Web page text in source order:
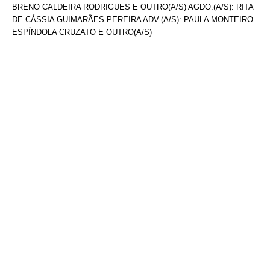
BRENO CALDEIRA RODRIGUES E OUTRO(A/S) AGDO.(A/S): RITA
DE CÁSSIA GUIMARÃES PEREIRA ADV.(A/S): PAULA MONTEIRO
ESPÍNDOLA CRUZATO E OUTRO(A/S)